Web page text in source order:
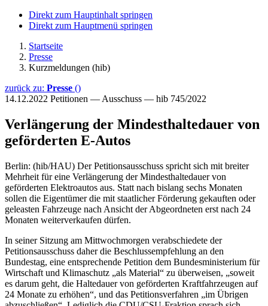
Direkt zum Hauptinhalt springen
Direkt zum Hauptmenü springen
Startseite
Presse
Kurzmeldungen (hib)
zurück zu: Presse ()
14.12.2022 Petitionen — Ausschuss — hib 745/2022
Verlängerung der Mindesthaltedauer von
geförderten E-Autos
Berlin: (hib/HAU) Der Petitionsausschuss spricht sich mit breiter
Mehrheit für eine Verlängerung der Mindesthaltedauer von
geförderten Elektroautos aus. Statt nach bislang sechs Monaten
sollen die Eigentümer die mit staatlicher Förderung gekauften oder
geleasten Fahrzeuge nach Ansicht der Abgeordneten erst nach 24
Monaten weiterverkaufen dürfen.
In seiner Sitzung am Mittwochmorgen verabschiedete der
Petitionsausschuss daher die Beschlussempfehlung an den
Bundestag, eine entsprechende Petition dem Bundesministerium für
Wirtschaft und Klimaschutz „als Material“ zu überweisen, „soweit
es darum geht, die Haltedauer von geförderten Kraftfahrzeugen auf
24 Monate zu erhöhen“, und das Petitionsverfahren „im Übrigen